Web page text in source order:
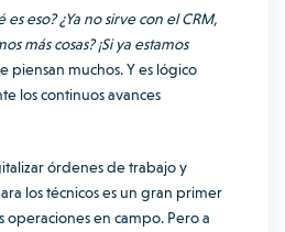
es eso? ¿Ya no sirve con el CRM,
más cosas? ¡Si ya estamos
piensan muchos. Y es lógico
los continuos avances
órdenes de trabajo y
los técnicos es un gran primer
operaciones en campo. Pero a